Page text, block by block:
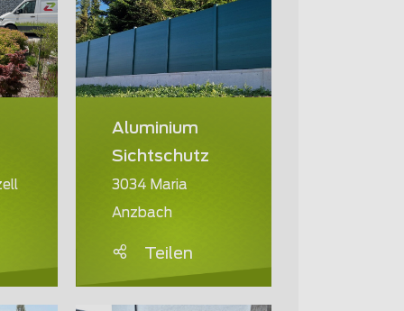
Aluminium
Sichtschutz
3034 Maria
Anzbach
Teilen